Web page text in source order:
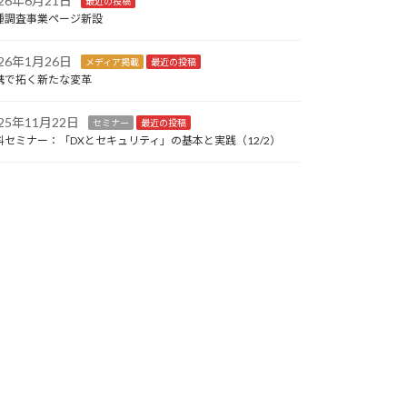
調査事業ページ新設
年1月26日 メディア掲載 最近の投稿
で拓く新たな変革
年11月22日 セミナー 最近の投稿
セミナー：「DXとセキュリティ」の基本と実践（12/2）